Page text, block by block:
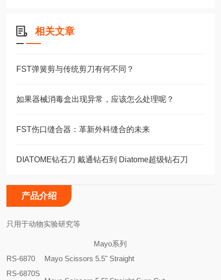
相关文章
FST弹簧剪与传统剪刀有何不同？
如果器械消毒盒出现异常，应该怎么处理呢？
FST伤口缝合器：革新外科缝合的未来
DIATOME钻石刀 戴通钻石到 Diatome超级钻石刀
产品介绍
只用于动物实验研究等
Mayo系列
RS-6870
Mayo Scissors 5.5" Straight
RS-6870S